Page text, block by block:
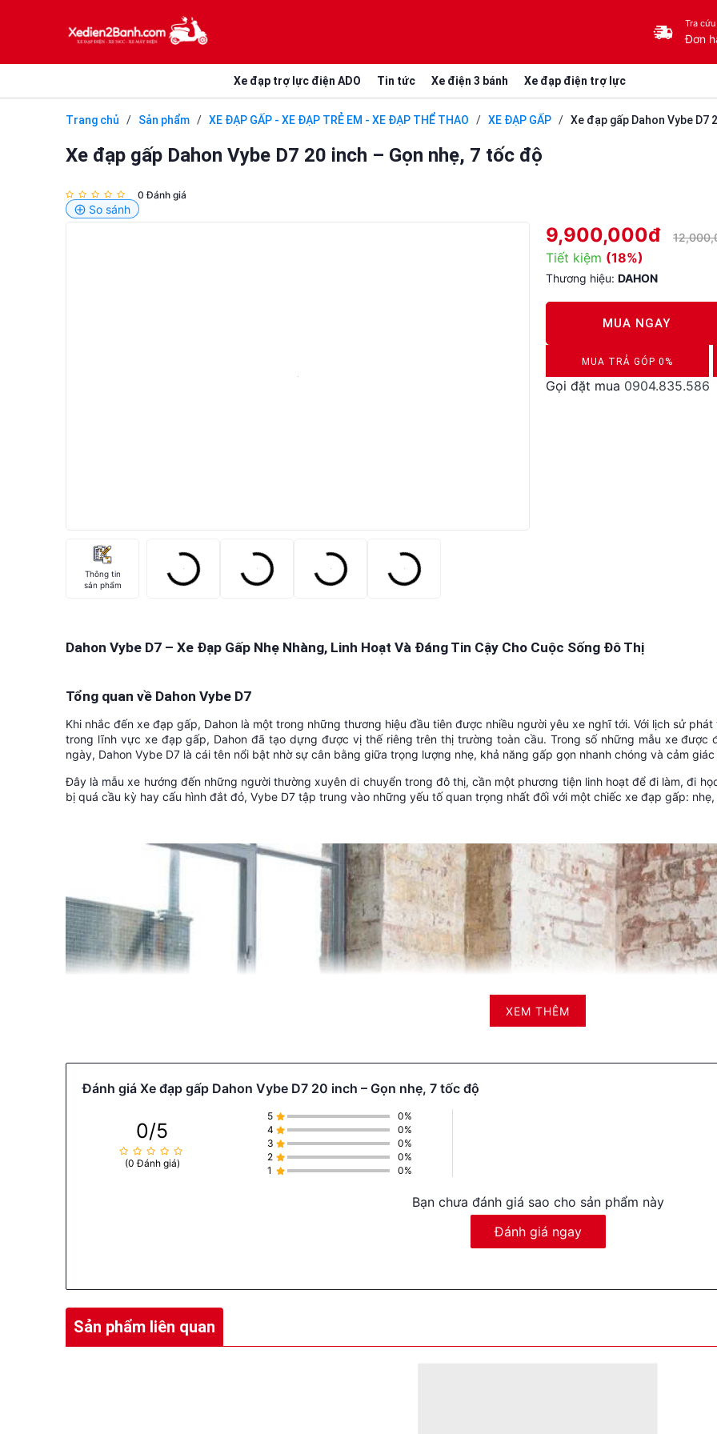
Tra cứu
Đơn
Xe đạp trợ lực điện ADO Tin tức Xe điện 3 bánh Xe đạp điện trợ lực
Trang chủ / Sản phẩm / XE ĐẠP GẤP - XE ĐẠP TRẺ EM - XE ĐẠP THỂ THAO / XE ĐẠP GẤP / Xe đạp gấp Dahon Vybe D7
Xe đạp gấp Dahon Vybe D7 20 inch – Gọn nhẹ, 7 tốc độ
0 Đánh giá
So sánh
Thông tin
sản phẩm
9,900,000đ
Tiết kiệm (18%)
Thương hiệu: DAHON
MUA NGAY
MUA TRẢ GÓP 0%
DUYỆT HỒ SƠ RONG 5 PHÚT
Gọi đặt mua 0904.835.586
Dahon Vybe D7 – Xe Đạp Gấp Nhẹ Nhàng, Linh Hoạt Và Đáng Tin Cậy Cho Cuộc Sống Đô Thị
Tổng quan về Dahon Vybe D7
Khi nhắc đến xe đạp gấp, Dahon là một trong những thương hiệu đầu tiên được nhiều người yêu xe nghĩ tới. Với lịch sử
trong lĩnh vực xe đạp gấp, Dahon đã tạo dựng được vị thế riêng trên thị trường toàn cầu. Trong số những mẫu xe
ngày, Dahon Vybe D7 là cái tên nổi bật nhờ sự cân bằng giữa trọng lượng nhẹ, khả năng gấp gọn nhanh chóng và cảm giác
Đây là mẫu xe hướng đến những người thường xuyên di chuyển trong đô thị, cần một phương tiện linh hoạt để đi làm, đi
bị quá cầu kỳ hay cấu hình đắt đỏ, Vybe D7 tập trung vào những yếu tố quan trọng nhất đối với một chiếc xe đạp gấp:
XEM THÊM
Đánh giá Xe đạp gấp Dahon Vybe D7 20 inch – Gọn nhẹ, 7 tốc độ
0/5
(0 Đánh giá)
5
0%
4
0%
3
0%
2
0%
1
0%
Bạn chưa đánh giá sao cho sản phẩm này
Đánh giá ngay
Sản phẩm liên quan